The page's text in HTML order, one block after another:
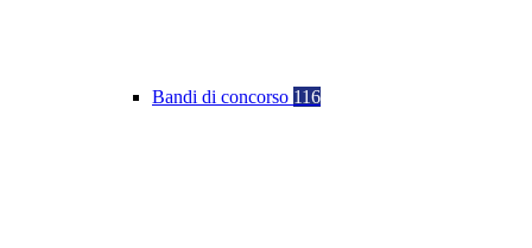
Bandi di concorso 116